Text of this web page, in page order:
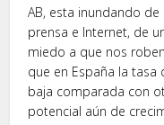
AB, esta inundando
prensa e Internet, de
miedo a que nos
que en España la
baja comparada con
potencial aún de